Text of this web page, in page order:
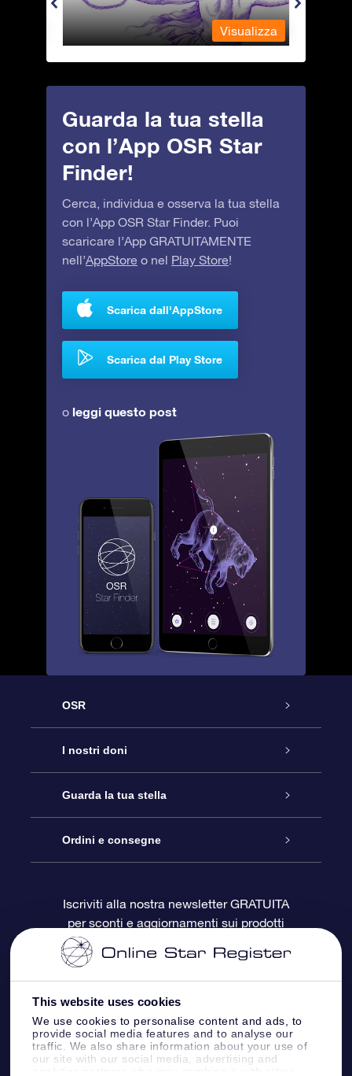
This website uses cookies
We use cookies to personalise content and ads, to
provide social media features and to analyse our
traffic. We also share information about your use of
our site with our social media, advertising and
Visualizza
Guarda la tua stella
con l’App OSR Star
Finder!
Cerca, individua e osserva la tua stella
con l’App OSR Star Finder. Puoi
scaricare l’App GRATUITAMENTE
nell’AppStore o nel Play Store!
Scarica dall'AppStore
Scarica dal Play Store
o leggi questo post
OSR
Assistenza
Contattaci
Blog
OSR Recensioni
I nostri doni
Online Star Gift
Pacchetto regalo OSR
Gift Card OSR
Doni aziendali
Guarda la tua stella
Registro stellare
Star Page personalizzata
One Million Stars
OSR Starsaver
App VR ‘Fly me to the stars’
Ordini e consegne
Informazioni di Pagamento
Politica di reso
Costellazioni
Iscriviti alla nostra newsletter GRATUITA
per sconti e aggiornamenti sui prodotti